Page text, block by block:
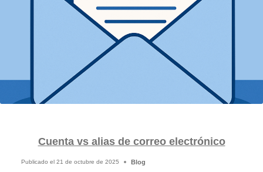
Cuenta vs alias de correo electrónico
Publicado el 21 de octubre de 2025 Blog